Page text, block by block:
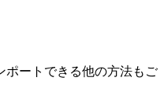
ポートできる他の方法もご